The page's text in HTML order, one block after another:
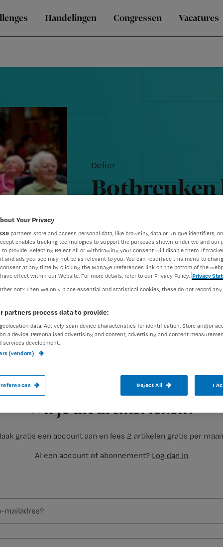
Handelingen Congressen Vacatures
Delier
Botbreuken
Auteur:Redactie Nursing3 mei 2011
Wil je dit artikel lezen?
gratis een account aan en lees 2 artikelen gratis per
Al een account of abonnement? Log dan in
Ouderen met een te laag
Ook vallen zij vaker, wat al kan
Dat concludeert Carola Zillikens, internist van het Erasmus
Your Privacy
partners store and access personal data, like browsing data or unique identifiers,
enables tracking technologies to support the purposes shown under we and our
to provide. Selecting Reject All or withdrawing your consent will disable them. If
and ads you see may not be as relevant to you. You can resurface this menu to
at any time by clicking the Manage Preferences link on the bottom of the
effect within our Website. For more details, refer to our Privacy Policy. Privacy
not? Then we only place essential and statistical cookies, these do not record
partners process data to provide:
data. Actively scan device characteristics for identification. Store and/or
a device. Personalised advertising and content, advertising and content
services development.
(vendors)
Reject All I